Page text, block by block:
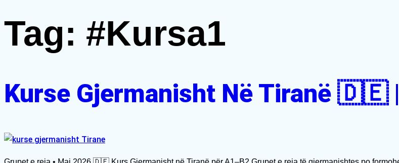
Tag: #kursa1
Kurse Gjermanisht Në Tiranë 🇩🇪